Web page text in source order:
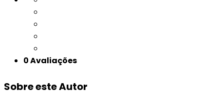
0 Avaliações
Sobre este Autor